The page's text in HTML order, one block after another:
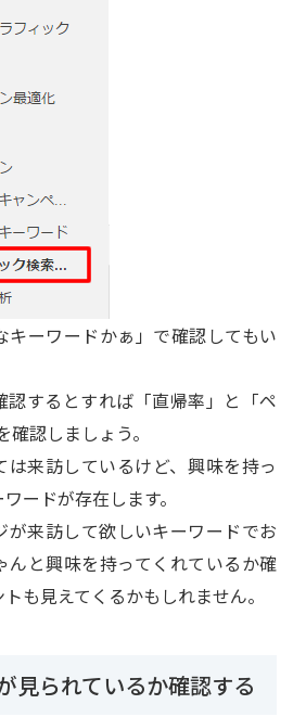
キーワードかぁ」で確認してもい
認するとすれば「直帰率」と「ペ
認しましょう。
は来訪しているけど、興味を持っ
ードが存在します。
が来訪して欲しいキーワードでお
んと興味を持ってくれているか確
も見えてくるかもしれません。
見られているか確認する